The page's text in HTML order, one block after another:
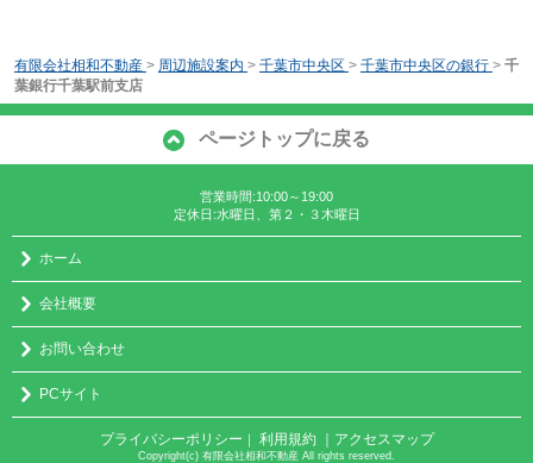
有限会社相和不動産 > 周辺施設案内 > 千葉市中央区 > 千葉市中央区の銀行 > 千
葉銀行千葉駅前支店
ページトップに戻る
営業時間:10:00～19:00
定休日:水曜日、第２・３木曜日
ホーム
会社概要
お問い合わせ
PCサイト
プライバシーポリシー ｜ 利用規約 ｜アクセスマップ
Copyright(c) 有限会社相和不動産 All rights reserved.